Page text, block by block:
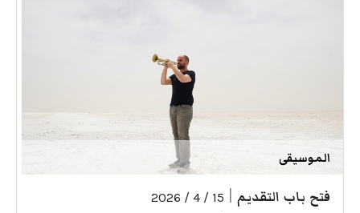
الموسيقى
فتح باب التقديم 15 / 4 / 2026